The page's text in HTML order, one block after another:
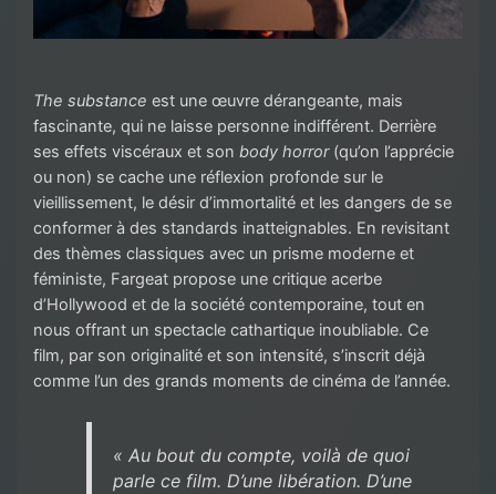
The substance est une œuvre dérangeante, mais
fascinante, qui ne laisse personne indifférent. Derrière
ses effets viscéraux et son body horror(qu’on l’apprécie
ou non) se cache une réflexion profonde sur le
vieillissement, le désir d’immortalité et les dangers de se
conformer à des standards inatteignables. En revisitant
des thèmes classiques avec un prisme moderne et
féministe, Fargeat propose une critique acerbe
d’Hollywood et de la société contemporaine, tout en
nous offrant un spectacle cathartique inoubliable. Ce
film, par son originalité et son intensité, s’inscrit déjà
comme l’un des grands moments de cinéma de l’année.
« Au bout du compte, voilà de quoi
parle ce film. D’une libération. D’une